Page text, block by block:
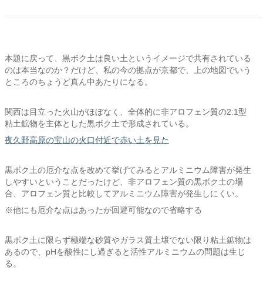
本題に戻って、黒ボク土は良い土というイメージで共有されている
のは本当なのか？だけど、私の今の拠点が京都で、上の地図でいう
ところのちょうど真ん中あたりになる。
関西は目立った火山がほぼなく、全体的に非アロフェン質の2:1型
粘土鉱物を主体とした黒ボク土で形成されている。
夜久野高原の宝山の火口付近で赤い土を見た
黒ボク土の厄介な点を改めて挙げてみるとアルミニウム障害が発生
しやすいということだったけど、非アロフェン質の黒ボク土の場
合、アロフェン質と比較してアルミニウム障害が発生しにくい。
※他にも厄介な点はあったが回避可能なので省略する
黒ボク土に限らず極端な砂質やガラス質土壌でない限り粘土鉱物は
あるので、pHを酸性にし過ぎると活性アルミニウムの問題は生じ
る。